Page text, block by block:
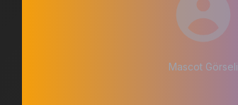
Mascot Görseli